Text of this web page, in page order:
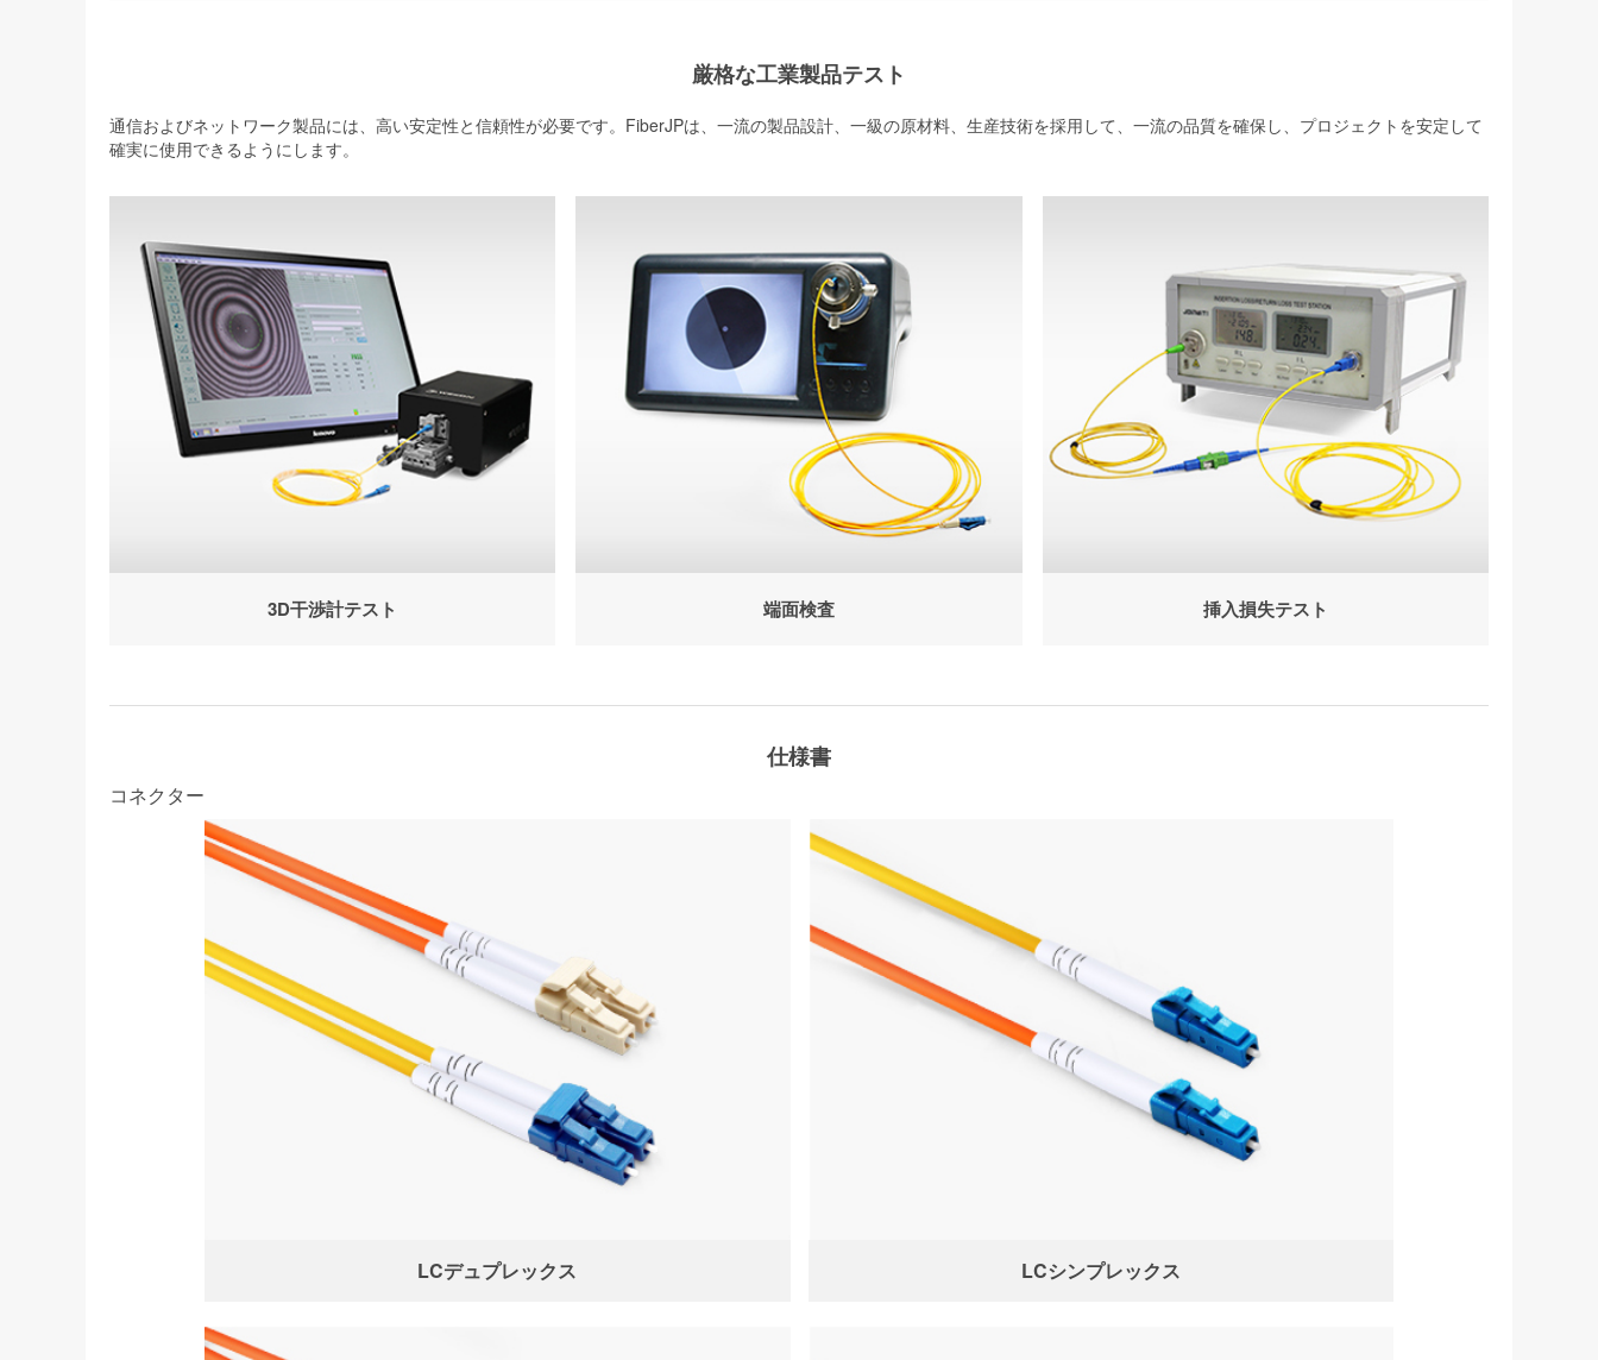
厳格な工業製品テスト
通信およびネットワーク製品には、高い安定性と信頼性が必要です。FiberJPは、一流の製品設計、一級の原材料、生産技術を採用して、一流の品質を確保し、プロジェクトを安定して
確実に使用できるようにします。
3D干渉計テスト 端面検査 挿入損失テスト
仕様書
コネクター
LCデュプレックス LCシンプレックス